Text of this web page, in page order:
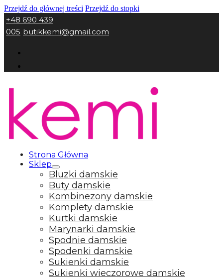
Przejdź do głównej treści Przejdź do stopki
+48 690 439
005 butikkemi@gmail.com
Strona Główna
Sklep
Bluzki damskie
Buty damskie
Kombinezony damskie
Komplety damskie
Kurtki damskie
Marynarki damskie
Spodnie damskie
Spodenki damskie
Sukienki damskie
Sukienki wieczorowe damskie